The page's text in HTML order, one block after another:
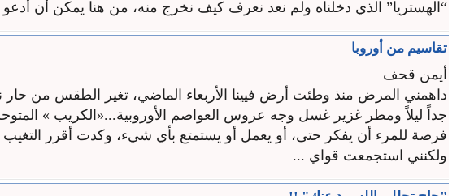
“الهستريا” الذي دخلناه ولم نعد نعرف كيف نخرج منه، من هنا يمكن أن أدعو
تقاسيم من أوروبا
أيمن قحف
داهمني المرض منذ وطئت أرض فيينا الأربعاء الماضي، تغير الطقس من حار
جداً ليلاً ومطر غزير غسل وجه عروس العواصم الأوروبية...«الكريب »
فرصة للمرء أن يفكر حتى، أو يعمل أو يستمتع بأي شيء، وكدت أقرر التغيب
ولكنني استجمعت قواي ...